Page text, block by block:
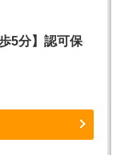
5分】認可保